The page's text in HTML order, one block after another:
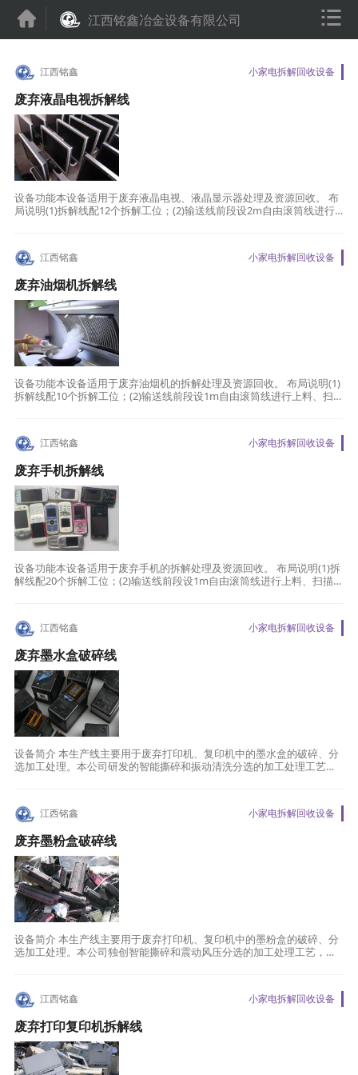
 江西铭鑫冶金设备有限公司 
江西铭鑫 小家电拆解回收设备
废弃液晶电视拆解线
设备功能本设备适用于废弃液晶电视、液晶显示器处理及资源回收。 布
局说明(1)拆解线配12个拆解工位；(2)输送线前段设2m自由滚筒线进行
江西铭鑫 小家电拆解回收设备
废弃油烟机拆解线
设备功能本设备适用于废弃油烟机的拆解处理及资源回收。 布局说明(1)
拆解线配10个拆解工位；(2)输送线前段设1m自由滚筒线进行上料、扫
江西铭鑫 小家电拆解回收设备
废弃手机拆解线
设备功能本设备适用于废弃手机的拆解处理及资源回收。 布局说明(1)拆
解线配20个拆解工位；(2)输送线前段设1m自由滚筒线进行上料、扫描；
江西铭鑫 小家电拆解回收设备
废弃墨水盒破碎线
设备简介 本生产线主要用于废弃打印机、复印机中的墨水盒的破碎、分
选加工处理。本公司研发的智能撕碎和振动清洗分选的加工处理工艺，
江西铭鑫 小家电拆解回收设备
废弃墨粉盒破碎线
设备简介 本生产线主要用于废弃打印机、复印机中的墨粉盒的破碎、分
选加工处理。本公司独创智能撕碎和震动风压分选的加工处理工艺，可
江西铭鑫 小家电拆解回收设备
废弃打印复印机拆解线